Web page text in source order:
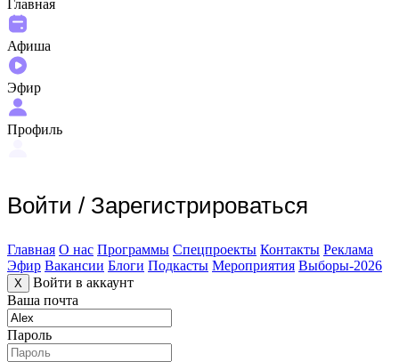
Главная
Афиша
Эфир
Профиль
Войти / Зарегистрироваться
Главная О нас Программы Спецпроекты Контакты Реклама
Эфир Вакансии Блоги Подкасты Мероприятия Выборы-2026
X
Войти в аккаунт
Ваша почта
Пароль